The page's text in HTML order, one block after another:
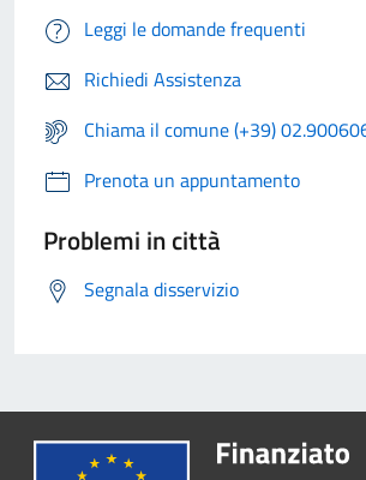
Leggi le domande frequenti
Richiedi Assistenza
Chiama il comune (+39)
Prenota un appuntamento
Problemi in città
Segnala disservizio